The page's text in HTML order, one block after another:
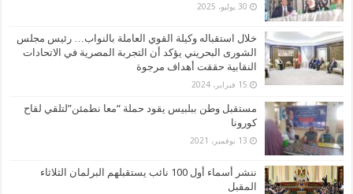
30 يوليو، 2025
خلال استقباله وكيلة القوي العاملة بالنواب… رئيس مجلس
الشورى البحريني يؤكد أن التجربة المصرية في الاتحادات
النقابية حققت أهداف مرجوة
15 فبراير، 2024
مستقبل وطن ببلبيس يقود حملة “معا نطمئن”لتلقي لقاح
كورونا
13 نوفمبر، 2021
ننشر أسماء أول 100 نائب يستقبلهم البرلمان الثلاثاء
المقبل